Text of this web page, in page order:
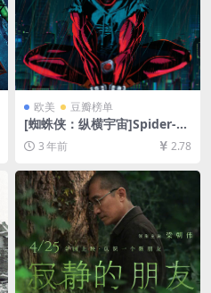
欧美 豆瓣榜单
[蜘蛛侠：纵横宇宙]Spider-M
an: Across the Spider-Vers
e (2023)[百度网盘+迅雷云盘
资源1080P超清未删减][MP4/
8GB][中英字幕]
3 年前 2.78